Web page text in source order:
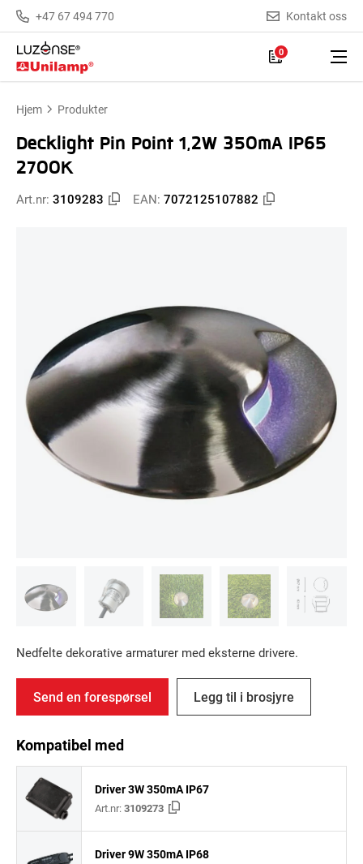
+47 67 494 770 Kontakt oss
0
Hjem Produkter
Decklight Pin Point 1,2W 350mA IP65
2700K
Art.nr: 3109283 EAN: 7072125107882
Nedfelte dekorative armaturer med eksterne drivere.
Send en forespørsel Legg til i brosjyre
Kompatibel med
Driver 3W 350mA IP67
Art.nr:3109273
Driver 9W 350mA IP68